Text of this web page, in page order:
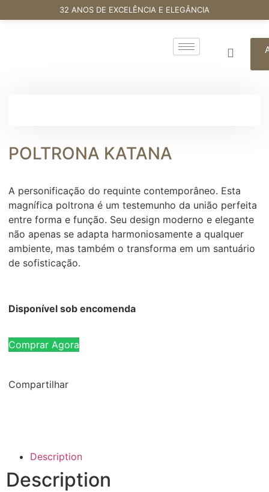
32 ANOS DE EXCELÊNCIA E ELEGÂNCIA
POLTRONA KATANA
A personificação do requinte contemporâneo. Esta
magnífica poltrona é um testemunho da união perfeita
entre forma e função. Seu design moderno e elegante
não apenas se adapta harmoniosamente a qualquer
ambiente, mas também o transforma em um santuário
de sofisticação.
Disponível sob encomenda
Comprar Agora
Compartilhar
Description
Description